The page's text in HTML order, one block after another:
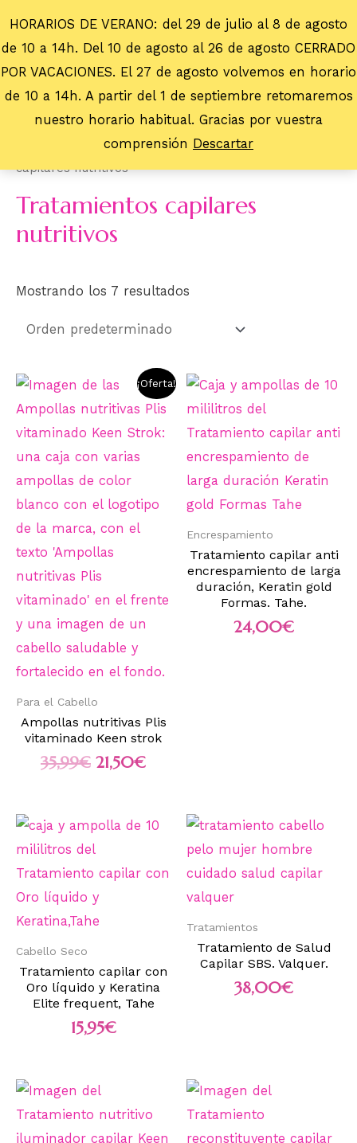
HORARIOS DE VERANO: del 29 de julio al 8 de agosto
de 10 a 14h. Del 10 de agosto al 26 de agosto CERRADO
POR VACACIONES. El 27 de agosto volvemos en horario
de 10 a 14h. A partir del 1 de septiembre retomaremos
nuestro horario habitual. Gracias por vuestra
comprensión Descartar
Para el Cabello/Tratamientos/ Tratamientos
capilares nutritivos
Tratamientos capilares
nutritivos
Mostrando los 7 resultados
¡Oferta!
Para el Cabello
Ampollas nutritivas Plis
vitaminado Keen strok
35,99€ 21,50€
Encrespamiento
Tratamiento capilar anti
encrespamiento de larga
duración, Keratin gold
Formas. Tahe.
24,00€
Cabello Seco
Tratamiento capilar con
Oro líquido y Keratina
Elite frequent, Tahe
15,95€
Tratamientos
Tratamiento de Salud
Capilar SBS. Valquer.
38,00€